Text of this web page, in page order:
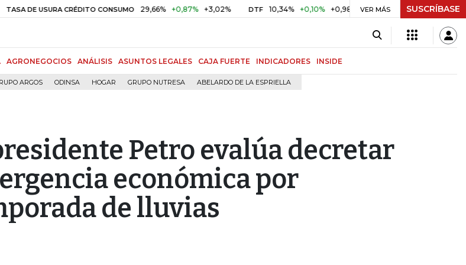
USURA CRÉDITO CONSUMO 29,66% +0,87% +3,02% DTF 10,34% +0,10% +0,98% UVR $ 416,91 +$ 0,05 +0,01%
VER MÁS SUSCRÍBASE
AGRONEGOCIOS ANÁLISIS ASUNTOS LEGALES CAJA FUERTE INDICADORES INSIDE
ARGOS ODINSA HOGAR GRUPO NUTRESA ABELARDO DE LA ESPRIELLA
Petro evalúa decretar
económica por
de lluvias